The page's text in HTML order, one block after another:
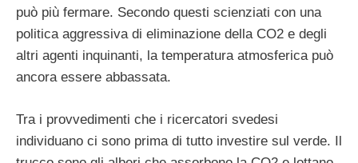
può più fermare. Secondo questi scienziati con una
politica aggressiva di eliminazione della CO2 e degli
altri agenti inquinanti, la temperatura atmosferica può
ancora essere abbassata.
Tra i provvedimenti che i ricercatori svedesi
individuano ci sono prima di tutto investire sul verde. Il